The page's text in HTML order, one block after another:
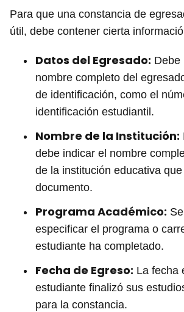
Para que una constancia de
útil, debe contener cierta
Datos del Egresado: Debe
nombre completo del
de identificación, como el
identificación estudiantil.
Nombre de la Institución:
debe indicar el nombre
de la institución educativa que
documento.
Programa Académico:
especificar el programa o
estudiante ha completado.
Fecha de Egreso: La fecha
estudiante finalizó sus
para la constancia.